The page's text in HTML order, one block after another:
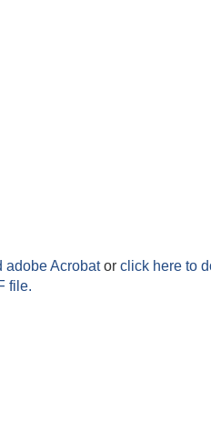
adobe Acrobator click here to
file.